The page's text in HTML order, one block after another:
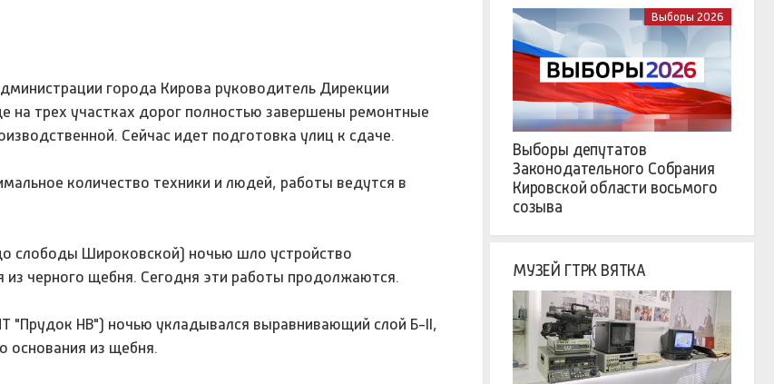
города Кирова руководитель Дирекции
трех участках дорог полностью завершены ремонтные
Сейчас идет подготовка улиц к сдаче.
количество техники и людей, работы ведутся в
слободы Широковской) ночью шло устройство
черного щебня. Сегодня эти работы продолжаются.
"Прудок НВ") ночью укладывался выравнивающий слой Б-II,
основания из щебня.
Выборы 2026
Выборы депутатов
Законодательного Собрания
Кировской области восьмого
созыва
МУЗЕЙ ГТРК ВЯТКА